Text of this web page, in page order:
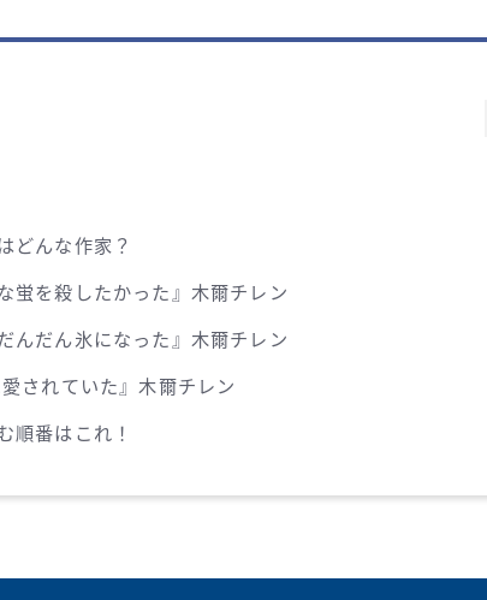
どんな作家？
蛍を殺したかった』木爾チレン
んだん氷になった』木爾チレン
されていた』木爾チレン
順番はこれ！